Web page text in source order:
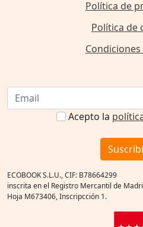
Política de
Política de
Acepto la
ECOBOOK S.L.U., CIF: B78664299
inscrita en el Registro Mercantil de
Hoja M673406, Inscripcción 1.